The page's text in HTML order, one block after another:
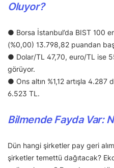
Oluyor?
● Borsa İstanbul’da BIST 100
(%0,00) 13.798,82 puandan
● Dolar/TL 47,70, euro/TL ise
görüyor.
● Ons altın %1,12 artışla 4.287
6.523 TL.
Bilmende Fayda Var:
Dün hangi şirketler pay geri
şirketler temettü dağıtacak?